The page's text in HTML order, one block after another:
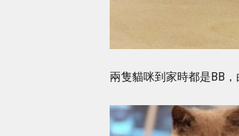
兩隻貓咪到家時都是BB，